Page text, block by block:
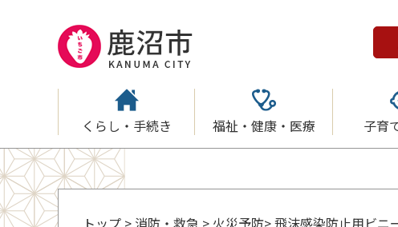
くらし・手続き 福祉・健康・医療 子育
トップ > 消防・救急 > 火災予防> 飛沫感染防止用ビニ